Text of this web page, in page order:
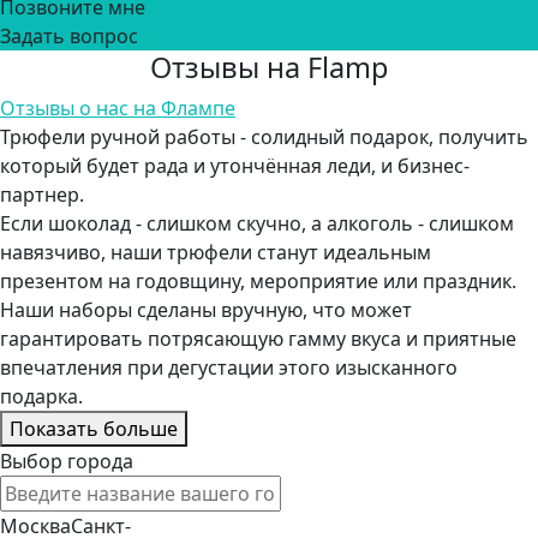
Позвоните мне
Задать вопрос
Отзывы на Flamp
Отзывы о нас на Флампе
Трюфели ручной работы - солидный подарок, получить
который будет рада и утончённая леди, и бизнес-
партнер.
Если шоколад - слишком скучно, а алкоголь - слишком
навязчиво, наши трюфели станут идеальным
презентом на годовщину, мероприятие или праздник.
Наши наборы сделаны вручную, что может
гарантировать потрясающую гамму вкуса и приятные
впечатления при дегустации этого изысканного
подарка.
Показать больше
Выбор города
МоскваСанкт-